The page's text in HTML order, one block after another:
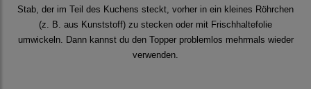
Stab, der im Teil des Kuchens steckt, vorher in ein kleines Röhrchen
(z. B. aus Kunststoff) zu stecken oder mit Frischhaltefolie
umwickeln. Dann kannst du den Topper problemlos mehrmals wieder
verwenden.